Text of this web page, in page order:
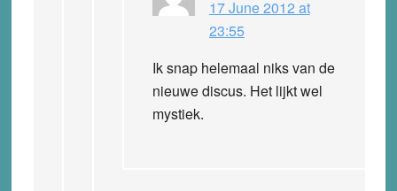
17 June 2012 at
23:55
Ik snap helemaal niks van de
nieuwe discus. Het lijkt wel
mystiek.